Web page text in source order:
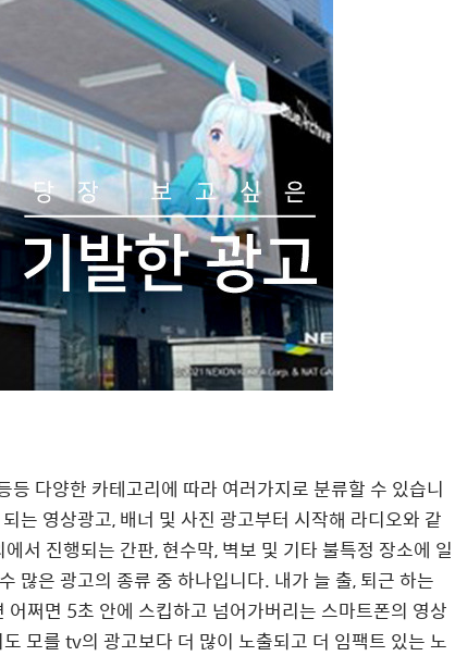
등 다양한 카테고리에 따라 여러가지로 분류할 수 있습니
는 영상광고,배너 및 사진 광고부터 시작해 라디오와 같
서 진행되는 간판,현수막,벽보 및 기타 불특정 장소에 일
많은 광고의 종류 중 하나입니다. 내가 늘 출,퇴근 하는
어쩌면 5초 안에 스킵하고 넘어가버리는 스마트폰의 영상
모를tv의 광고보다 더 많이 노출되고 더 임팩트 있는 노